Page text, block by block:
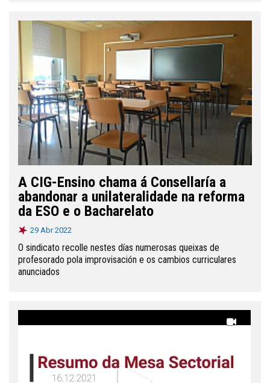
A CIG-Ensino chama á Consellaría a
abandonar a unilateralidade na reforma
da ESO e o Bacharelato
29 Abr 2022
O sindicato recolle nestes días numerosas queixas de
profesorado pola improvisación e os cambios curriculares
anunciados